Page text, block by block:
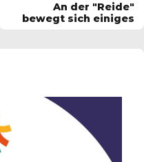
An der "Reide"
bewegt sich einiges